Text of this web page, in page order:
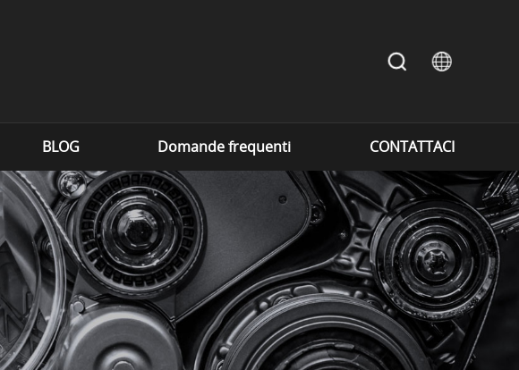
BLOG Domande frequenti CONTATTACI